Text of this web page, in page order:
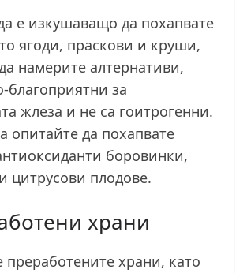
е изкушаващо да похапвате
ягоди, праскови и круши,
намерите алтернативи,
благоприятни за
жлеза и не са гоитрогенни.
опитайте да похапвате
боровинки,
цитрусови плодове.
храни
преработените храни, като